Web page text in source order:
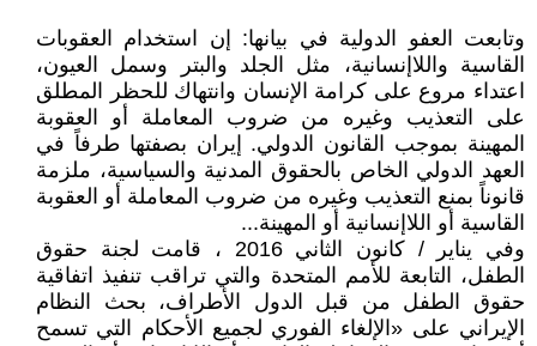
وتابعت العفو الدولية في بيانها: إن استخدام العقوبات
القاسية واللاإنسانية، مثل الجلد والبتر وسمل العيون،
اعتداء مروع على كرامة الإنسان وانتهاك للحظر المطلق
على التعذيب وغيره من ضروب المعاملة أو العقوبة
المهينة بموجب القانون الدولي. إيران بصفتها طرفاً في
العهد الدولي الخاص بالحقوق المدنية والسياسية، ملزمة
قانوناً بمنع التعذيب وغيره من ضروب المعاملة أو العقوبة
القاسية أو اللاإنسانية أو المهينة...
وفي يناير / كانون الثاني 2016 ، قامت لجنة حقوق
الطفل، التابعة للأمم المتحدة والتي تراقب تنفيذ اتفاقية
حقوق الطفل من قبل الدول الأطراف، بحث النظام
الإيراني على «الإلغاء الفوري لجميع الأحكام التي تسمح